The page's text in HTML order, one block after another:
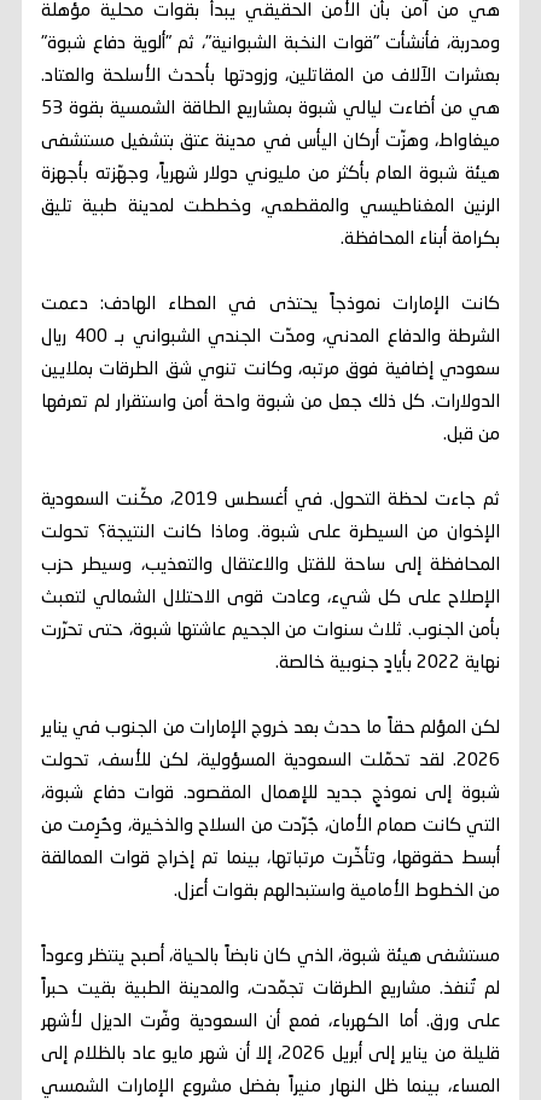
هي من آمن بأن الأمن الحقيقي يبدأ بقوات محلية مؤهلة
ومدربة، فأنشأت "قوات النخبة الشبوانية"، ثم "ألوية دفاع شبوة"
بعشرات الآلاف من المقاتلين، وزودتها بأحدث الأسلحة والعتاد.
هي من أضاءت ليالي شبوة بمشاريع الطاقة الشمسية بقوة 53
ميغاواط، وهزّت أركان اليأس في مدينة عتق بتشغيل مستشفى
هيئة شبوة العام بأكثر من مليوني دولار شهرياً، وجهّزته بأجهزة
الرنين المغناطيسي والمقطعي، وخططت لمدينة طبية تليق
بكرامة أبناء المحافظة.
كانت الإمارات نموذجاً يحتذى في العطاء الهادف: دعمت
الشرطة والدفاع المدني، ومدّت الجندي الشبواني بـ 400 ريال
سعودي إضافية فوق مرتبه، وكانت تنوي شق الطرقات بملايين
الدولارات. كل ذلك جعل من شبوة واحة أمن واستقرار لم تعرفها
من قبل.
ثم جاءت لحظة التحول. في أغسطس 2019، مكّنت السعودية
الإخوان من السيطرة على شبوة. وماذا كانت النتيجة؟ تحولت
المحافظة إلى ساحة للقتل والاعتقال والتعذيب، وسيطر حزب
الإصلاح على كل شيء، وعادت قوى الاحتلال الشمالي لتعبث
بأمن الجنوب. ثلاث سنوات من الجحيم عاشتها شبوة، حتى تحرّرت
نهاية 2022 بأيادٍ جنوبية خالصة.
لكن المؤلم حقاً ما حدث بعد خروج الإمارات من الجنوب في يناير
2026. لقد تحمّلت السعودية المسؤولية، لكن للأسف، تحولت
شبوة إلى نموذجٍ جديد للإهمال المقصود. قوات دفاع شبوة،
التي كانت صمام الأمان، جُرّدت من السلاح والذخيرة، وحُرِمت من
أبسط حقوقها، وتأخّرت مرتباتها، بينما تم إخراج قوات العمالقة
من الخطوط الأمامية واستبدالهم بقوات أعزل.
مستشفى هيئة شبوة، الذي كان نابضاً بالحياة، أصبح ينتظر وعوداً
لم تُنفذ. مشاريع الطرقات تجمّدت، والمدينة الطبية بقيت حبراً
على ورق. أما الكهرباء، فمع أن السعودية وفّرت الديزل لأشهر
قليلة من يناير إلى أبريل 2026، إلا أن شهر مايو عاد بالظلام إلى
المساء، بينما ظل النهار منيراً بفضل مشروع الإمارات الشمسي